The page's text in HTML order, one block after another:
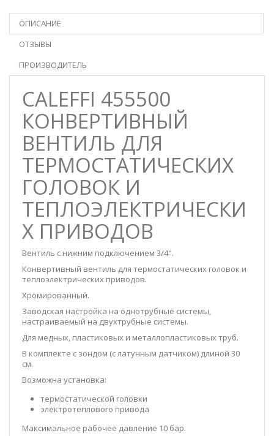
ОПИСАНИЕ
ОТЗЫВЫ
ПРОИЗВОДИТЕЛЬ
CALEFFI 455500
КОНВЕРТИВНЫЙ
ВЕНТИЛЬ ДЛЯ
ТЕРМОСТАТИЧЕСКИХ
ГОЛОВОК И
ТЕПЛОЭЛЕКТРИЧЕСКИ
Х ПРИВОДОВ
Вентиль с нижним подключением 3/4".
Конвертивный вентиль для термостатических головок и
теплоэлектрических приводов.
Хромированный.
Заводская настройка на однотрубные системы,
настраиваемый на двухтрубные системы.
Для медных, пластиковых и металлопластиковых труб.
В комплекте с зондом (с латунным датчиком) длиной 30
см.
Возможна установка:
термостатической головки
электротеплового привода
Максимальное рабочее давление 10 бар.